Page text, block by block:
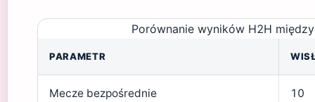
Porównanie wyników H2H
PARAMETR
Mecze bezpośrednie 10